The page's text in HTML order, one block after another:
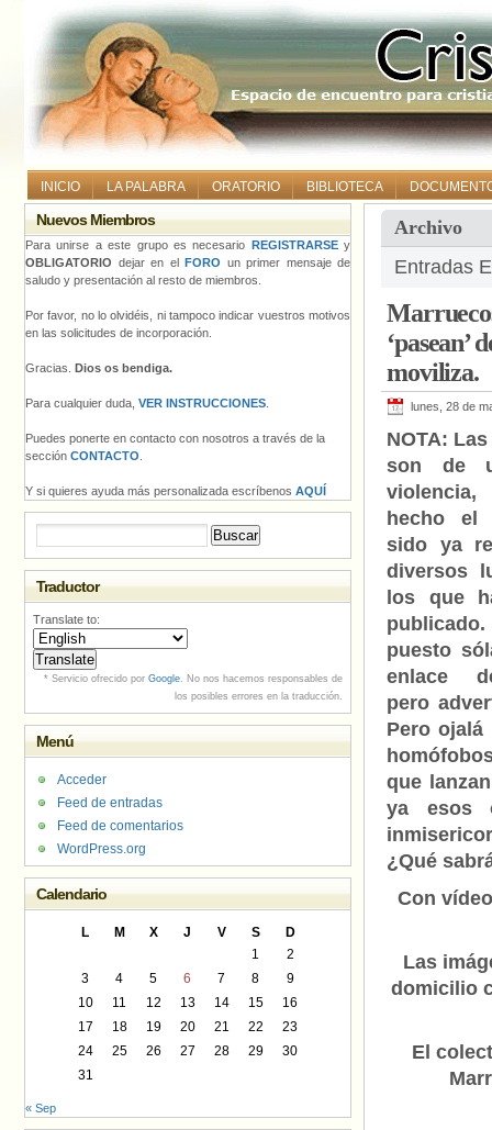
INICIO LA PALABRA ORATORIO BIBLIOTECA
Archivo
Entradas
‘pasean’
moviliza.
lunes, 28 de
NOTA:
son de
hecho el
sido ya
diversos
los que
puesto
enlace
pero
Pero
que
ya esos
¿Qué
Con
Las
domicilio
El
Nuevos Miembros
Para unirse a este grupo es necesario REGISTRARSEy
OBLIGATORIO dejar en el FORO un primer mensaje de
saludo y presentación al resto de miembros.
Por favor, no lo olvidéis, ni tampoco indicar vuestros motivos
en las solicitudes de incorporación.
Gracias. Dios os bendiga.
Para cualquier duda, VER INSTRUCCIONES
Puedes ponerte en contacto con nosotros a través de la
sección CONTACTO
Y si quieres ayuda más personalizada escríbenos AQUÍ
Traductor
Translate to:
* Servicio ofrecido por Google. No nos hacemos responsables de
los posibles errores en la traducción.
Menú
Acceder
Feed de entradas
Feed de comentarios
WordPress.org
Calendario
L M X J V S
D
1
2
3
4 5 6 7 8
9
10
11 12 13 14 15
16
17
18 19 20 21 22
23
24
25 26 27 28 29
30
31
« Sep